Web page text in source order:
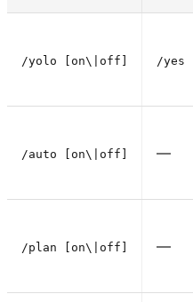
/yolo [on\|off] /yes
/auto [on\|off] —
/plan [on\|off] —